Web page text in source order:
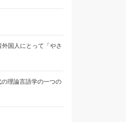
外国人にとって「やさ
理論言語学の一つの